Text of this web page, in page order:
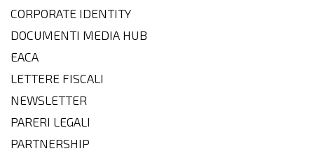
CORPORATE IDENTITY
DOCUMENTI MEDIA HUB
EACA
LETTERE FISCALI
NEWSLETTER
PARERI LEGALI
PARTNERSHIP